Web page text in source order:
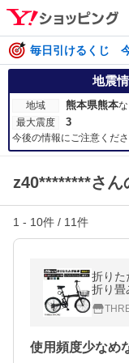
毎日引けるくじ
地震
地域 熊本県熊本
最大震度
3
今後の情報にご注意くだ
z40********さん
1 - 10件 / 11件
折りた
折り畳
き
レデ
使用頻度少なめ